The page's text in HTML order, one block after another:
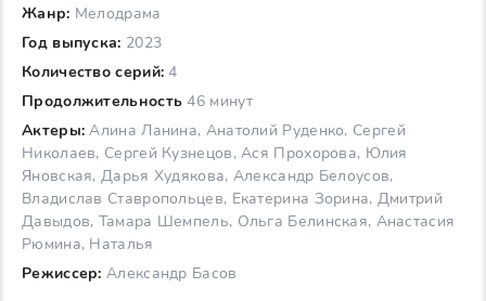
Жанр: Мелодрама
Год выпуска: 2023
Количество серий: 4
Продолжительность 46 минут
Актеры: Алина Ланина, Анатолий Руденко, Сергей
Николаев, Сергей Кузнецов, Ася Прохорова, Юлия
Яновская, Дарья Худякова, Александр Белоусов,
Владислав Ставропольцев, Екатерина Зорина, Дмитрий
Давыдов, Тамара Шемпель, Ольга Белинская, Анастасия
Рюмина, Наталья
Режиссер: Александр Басов